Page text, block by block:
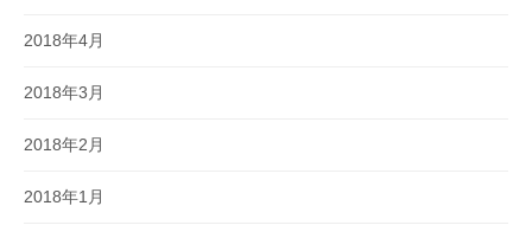
2018年4月
2018年3月
2018年2月
2018年1月